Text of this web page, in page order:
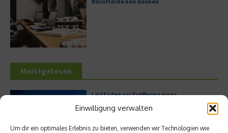
Einwilligung verwalten
Um dir ein optimales Erlebnis zu bieten, verwenden wir Technologien wie
Meistgelesen
Leitfaden zur Eröffnung eines
Geschäftskontos für kleine Unternehmen